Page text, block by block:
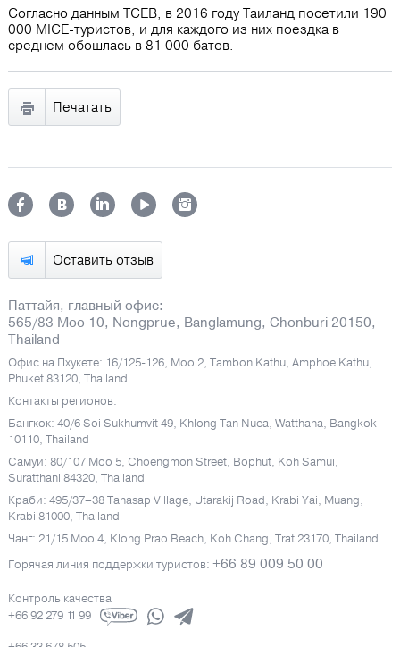
Оставить отзыв
Паттайя, главный офис:
565/83 Moo 10, Nongprue, Banglamung, Chonburi 20150,
Thailand
Офис на Пхукете: 16/125-126, Moo 2, Tambon Kathu, Amphoe Kathu,
Phuket 83120, Thailand
Контакты регионов:
Бангкок: 40/6 Soi Sukhumvit 49, Khlong Tan Nuea, Watthana, Bangkok
10110, Thailand
Самуи: 80/107 Moo 5, Choengmon Street, Bophut, Koh Samui,
Suratthani 84320, Thailand
Краби: 495/37–38 Tanasap Village, Utarakij Road, Krabi Yai, Muang,
Krabi 81000, Thailand
Чанг: 21/15 Moo 4, Klong Prao Beach, Koh Chang, Trat 23170, Thailand
Горячая линия поддержки туристов: +66 89 009 50 00
Контроль качества
+66 92 279 11 99
Согласно данным TCEB, в 2016 году Таиланд посетили 190
000 MICE-туристов, и для каждого из них поездка в
среднем обошлась в 81 000 батов.
Печатать